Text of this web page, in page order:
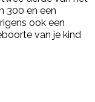
300 en een
ook een
van je kind